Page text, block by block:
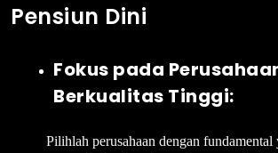
Pensiun Dini
Fokus pada
Berkualitas Tinggi:
Pilihlah perusahaan dengan